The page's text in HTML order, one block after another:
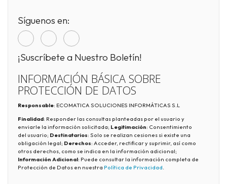
Síguenos en:
¡Suscríbete a Nuestro Boletín!
INFORMACIÓN BÁSICA SOBRE
PROTECCIÓN DE DATOS
Responsable: ECOMATICA SOLUCIONES INFORMÁTICAS S.L
Finalidad: Responder las consultas planteadas por el usuario y
enviarle la información solicitada; Legitimación: Consentimiento
del usuario; Destinatarios: Solo se realizan cesiones si existe una
obligación legal; Derechos: Acceder, rectificar y suprimir, así como
otros derechos, como se indica en la información adicional;
Información Adicional: Puede consultar la información completa de
Protección de Datos en nuestra Política de Privacidad